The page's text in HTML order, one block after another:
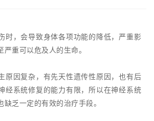
时，会导致身体各项功能的降低，严重影
严重可以危及人的生命。
原因复杂，有先天性遗传性原因，也有后
经系统修复的能力有限，所以在神经系统
缺乏一定的有效的治疗手段。